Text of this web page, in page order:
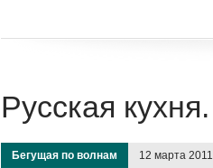
Русская
Бегущая по волнам 12 марта